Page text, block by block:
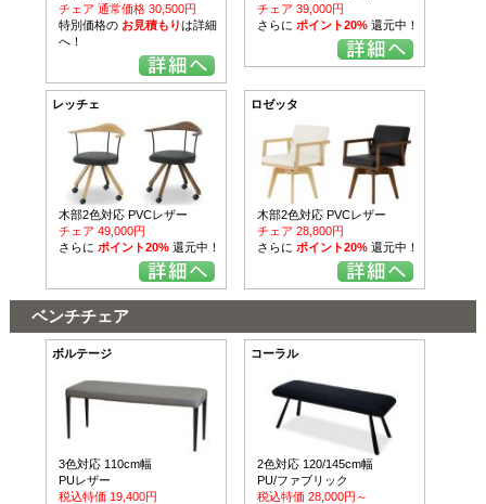
チェア 通常価格 30,500円
特別価格の お見積もりは詳細
へ！
チェア 39,000円
さらに ポイント20% 還元中！
レッチェ
木部2色対応 PVCレザー
チェア 49,000円
さらに ポイント20% 還元中！
ロゼッタ
木部2色対応 PVCレザー
チェア 28,800円
さらに ポイント20% 還元中！
ベンチチェア
ボルテージ
3色対応 110cm幅
PUレザー
税込特価 19,400円
コーラル
2色対応 120/145cm幅
PU/ファブリック
税込特価 28,000円～